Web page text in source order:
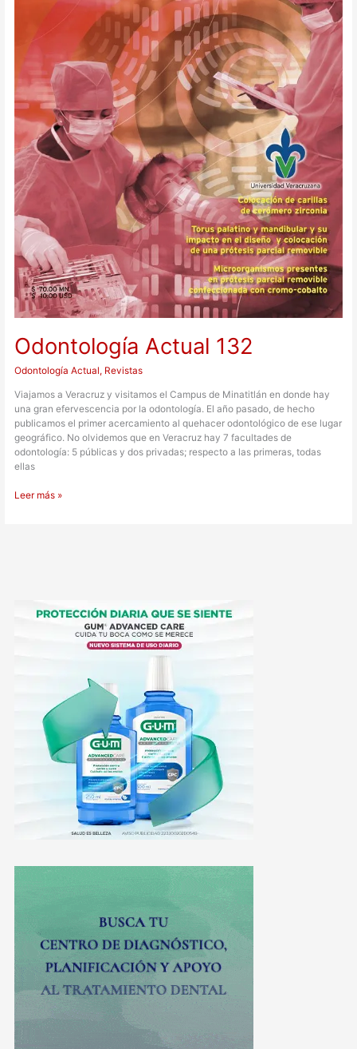
Odontología Actual 132
Odontología Actual, Revistas
Viajamos a Veracruz y visitamos el Campus de Minatitlán en donde hay
una gran efervescencia por la odontología. El año pasado, de hecho
publicamos el primer acercamiento al quehacer odontológico de ese lugar
geográfico. No olvidemos que en Veracruz hay 7 facultades de
odontología: 5 públicas y dos privadas; respecto a las primeras, todas
ellas
Leer más »